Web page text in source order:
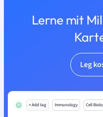
Lerne mit
Leg
+ Add tag Immunology Cell